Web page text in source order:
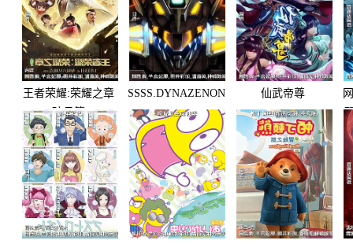
王者荣耀:荣耀之章
碎月篇
SSSS.DYNAZENON 仙武帝尊